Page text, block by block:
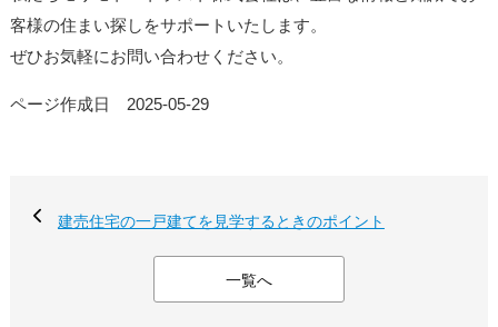
客様の住まい探しをサポートいたします。
ぜひお気軽にお問い合わせください。
ページ作成日 2025-05-29
建売住宅の一戸建てを見学するときのポイント
一覧へ